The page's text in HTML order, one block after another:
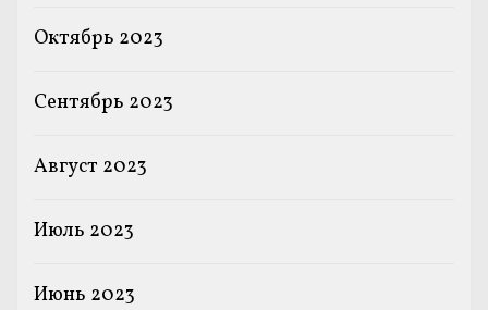
Октябрь 2023
Сентябрь 2023
Август 2023
Июль 2023
Июнь 2023